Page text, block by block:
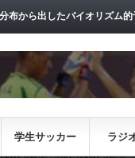
から出したバイオリズム的
学生サッカー ラジ